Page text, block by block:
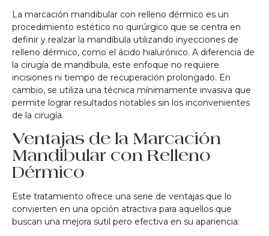
La marcación mandibular con relleno dérmico es un
procedimiento estético no quirúrgico que se centra en
definir y realzar la mandíbula utilizando inyecciones de
relleno dérmico, como el ácido hialurónico. A diferencia de
la cirugía de mandíbula, este enfoque no requiere
incisiones ni tiempo de recuperación prolongado. En
cambio, se utiliza una técnica mínimamente invasiva que
permite lograr resultados notables sin los inconvenientes
de la cirugía.
Ventajas de la Marcación
Mandibular con Relleno
Dérmico
Este tratamiento ofrece una serie de ventajas que lo
convierten en una opción atractiva para aquellos que
buscan una mejora sutil pero efectiva en su apariencia: